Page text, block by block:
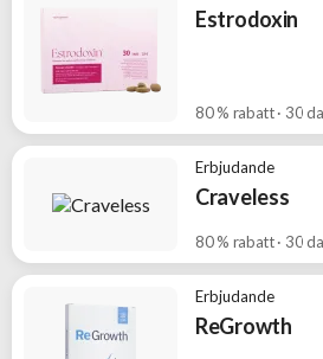
Estrodoxin
80 % rabatt · 30
Erbjudande
Craveless
80 % rabatt · 30
Erbjudande
ReGrowth